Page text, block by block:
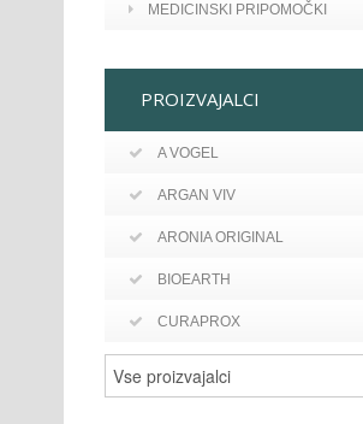
MEDICINSKI PRIPOMOČKI
PROIZVAJALCI
A VOGEL
ARGAN VIV
ARONIA ORIGINAL
BIOEARTH
CURAPROX